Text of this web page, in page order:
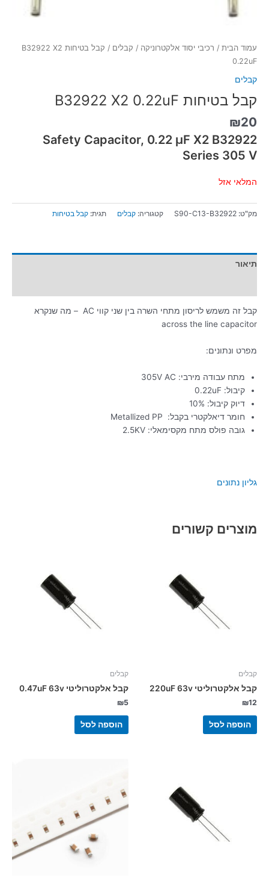
עמוד הבית / רכיבי יסוד אלקטרוניקה / קבלים
/ קבל בטיחות B32922 X2
0.22uF
קבלים
קבל בטיחות B32922 X2 0.22uF
₪20
Safety Capacitor, 0.22 µF X2 B32922
Series 305 V
המלאי אזל
מק"ט: S90-C13-B32922 קטגוריה: קבלים תגית: קבל בטיחות
תיאור
קבל זה משמש לריסון מתחי השרה בין שני קווי AC – מה שנקרא
across the line capacitor
מפרט ונתונים:
מתח עבודה מירבי: 305V AC
קיבול: 0.22uF
דיוק קיבול: 10%
חומר דיאלקטרי בקבל: Metallized PP
גובה פולס מתח מקסימאלי: 2.5KV
גליון נתונים
מוצרים קשורים
קבלים
קבל אלקטרוליטי 220uF 63v
₪12
הוספה לסל
קבלים
קבל אלקטרוליטי 0.47uF 63v
₪5
הוספה לסל